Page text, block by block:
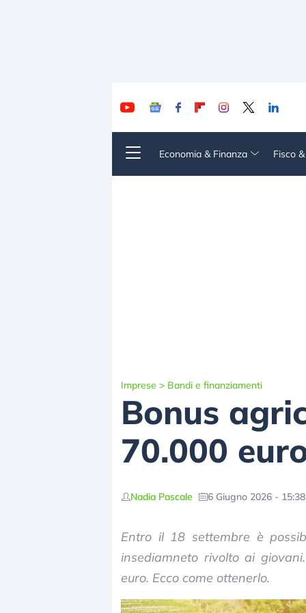
Economia & Finanza Fisco
Imprese > Bandi e finanziamenti
Bonus
70.000
Nadia Pascale 6 Giugno 2026 - 15:38
Entro il 18 settembre è
insediamneto rivolto ai
euro. Ecco come ottenerlo.